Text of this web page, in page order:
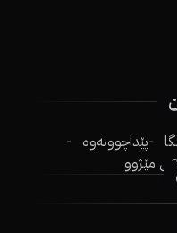
پێداچوونەوە